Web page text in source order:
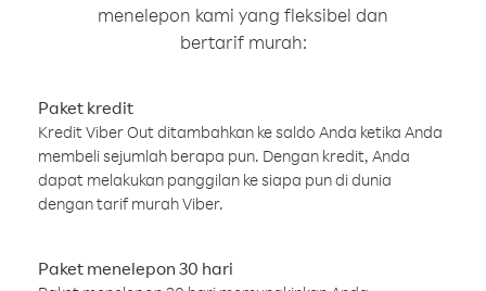
menelepon kami yang fleksibel dan
bertarif murah:
Paket kredit
Kredit Viber Out ditambahkan ke saldo Anda ketika Anda
membeli sejumlah berapa pun. Dengan kredit, Anda
dapat melakukan panggilan ke siapa pun di dunia
dengan tarif murah Viber.
Paket menelepon 30 hari